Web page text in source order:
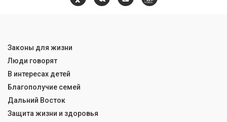
Законы для жизни
Люди говорят
В интересах детей
Благополучие семей
Дальний Восток
Защита жизни и здоровья